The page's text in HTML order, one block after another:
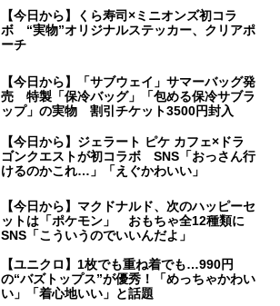
【今日から】くら寿司×ミニオンズ初コラ
ボ “実物”オリジナルステッカー、クリアポ
ーチ
【今日から】「サブウェイ」サマーバッグ発
売 特製「保冷バッグ」「包める保冷サブラ
ップ」の実物 割引チケット3500円封入
【今日から】ジェラート ピケ カフェ×ドラ
ゴンクエストが初コラボ SNS「おっさん行
けるのかこれ…」「えぐかわいい」
【今日から】マクドナルド、次のハッピーセ
ットは「ポケモン」 おもちゃ全12種類に
SNS「こういうのでいいんだよ」
【ユニクロ】1枚でも重ね着でも…990円
の“バズトップス”が優秀！「めっちゃかわい
い」「着心地いい」と話題